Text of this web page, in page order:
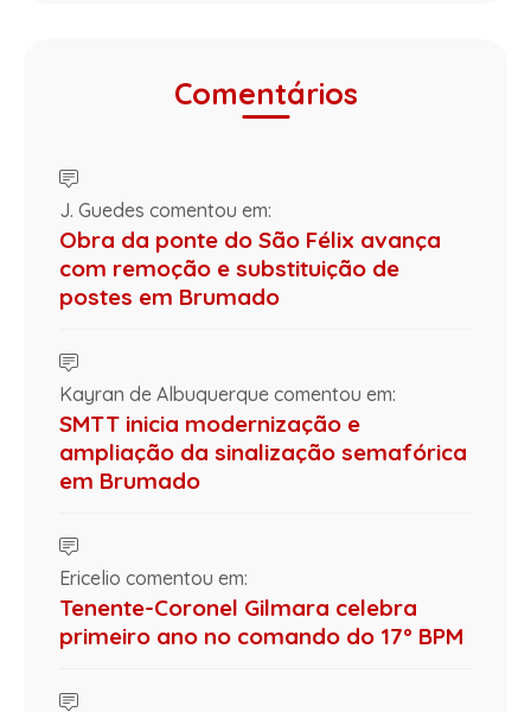
Comentários
J. Guedes comentou em:
Obra da ponte do São Félix avança
com remoção e substituição de
postes em Brumado
Kayran de Albuquerque comentou em:
SMTT inicia modernização e
ampliação da sinalização semafórica
em Brumado
Ericelio comentou em:
Tenente-Coronel Gilmara celebra
primeiro ano no comando do 17º BPM